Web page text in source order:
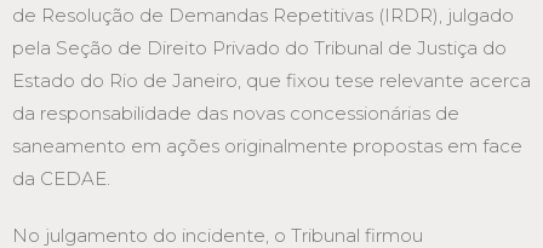
de Resolução de Demandas Repetitivas (IRDR), julgado
pela Seção de Direito Privado do Tribunal de Justiça do
Estado do Rio de Janeiro, que fixou tese relevante acerca
da responsabilidade das novas concessionárias de
saneamento em ações originalmente propostas em face
da CEDAE.
No julgamento do incidente, o Tribunal firmou